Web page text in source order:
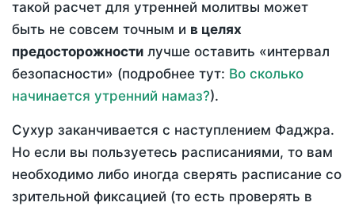
такой расчет для утренней молитвы может
быть не совсем точным и в целях
предосторожности лучше оставить «интервал
безопасности» (подробнее тут: Во сколько
начинается утренний намаз?).
Сухур заканчивается с наступлением Фаджра.
Но если вы пользуетесь расписаниями, то вам
необходимо либо иногда сверять расписание со
зрительной фиксацией (то есть проверять в